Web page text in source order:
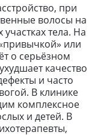
при
волосы на
тела. На
или
о серьёзном
качество
и часто
В клинике
комплексное
и детей. В